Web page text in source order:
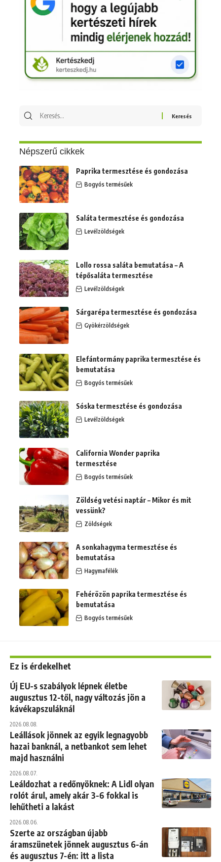
Keresés
Népszerű cikkek
Paprika termesztése és gondozása
Bogyós termésűek
Saláta termesztése és gondozása
Levélzöldségek
Lollo rossa saláta bemutatása – A
tépősaláta termesztése
Levélzöldségek
Sárgarépa termesztése és gondozása
Gyökérzöldségek
Elefántormány paprika termesztése és
bemutatása
Bogyós termésűek
Sóska termesztése és gondozása
Levélzöldségek
California Wonder paprika
termesztése
Bogyós termésűek
Zöldség vetési naptár – Mikor és mit
vessünk?
Zöldségek
A sonkahagyma termesztése és
bemutatása
Hagymafélék
Fehérözön paprika termesztése és
bemutatása
Bogyós termésűek
Ez is érdekelhet
Új EU-s szabályok lépnek életbe
augusztus 12-től, nagy változás jön a
kávékapszuláknál
2026.08.08.
Leállások jönnek az egyik legnagyobb
hazai banknál, a netbankot sem lehet
majd használni
2026.08.07.
Leáldozhat a redőnyöknek: A Lidl olyan
rolót árul, amely akár 3-6 fokkal is
lehűtheti a lakást
2026.08.06.
Szerte az országban újabb
áramszünetek jönnek augusztus 6-án
és augusztus 7-én: itt a lista